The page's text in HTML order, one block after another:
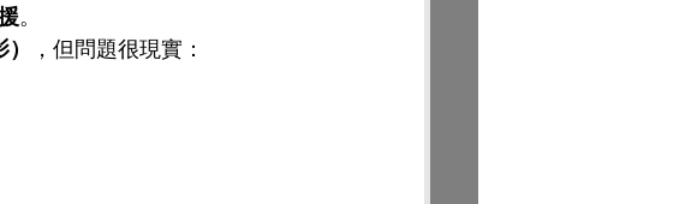
。
，但問題很現實：